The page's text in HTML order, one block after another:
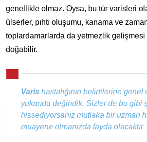
genellikle olmaz. Oysa, bu tür varisleri
ülserler, pıhtı oluşumu, kanama ve
toplardamarlarda da yetmezlik
doğabilir.
Varis hastalığının belirtilerine genel
yukarıda değindik. Sizler de bu gibi
hissediyorsanız mutlaka bir uzman
muayene olmanızda fayda olacaktır